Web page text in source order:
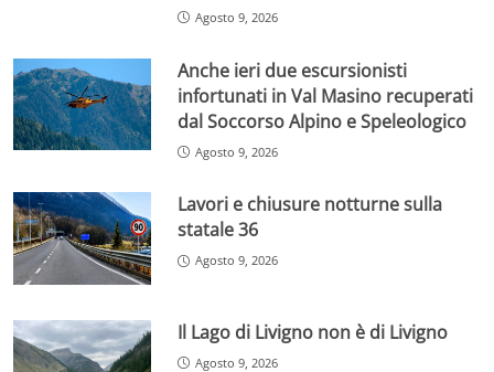
Agosto 9, 2026
Anche ieri due escursionisti
infortunati in Val Masino recuperati
dal Soccorso Alpino e Speleologico
Agosto 9, 2026
Lavori e chiusure notturne sulla
statale 36
Agosto 9, 2026
Il Lago di Livigno non è di Livigno
Agosto 9, 2026